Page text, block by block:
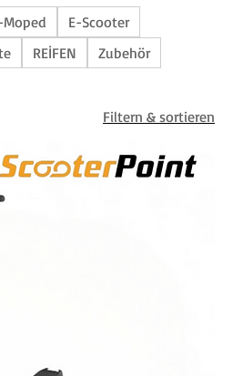
Moped
E-Scooter
REİFEN Zubehör
Filtern & sortieren